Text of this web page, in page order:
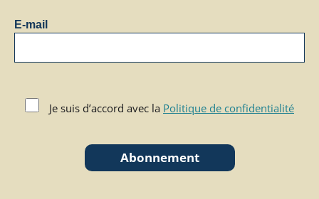
E-mail
Je suis d’accord avec la Politique de confidentialité
Abonnement